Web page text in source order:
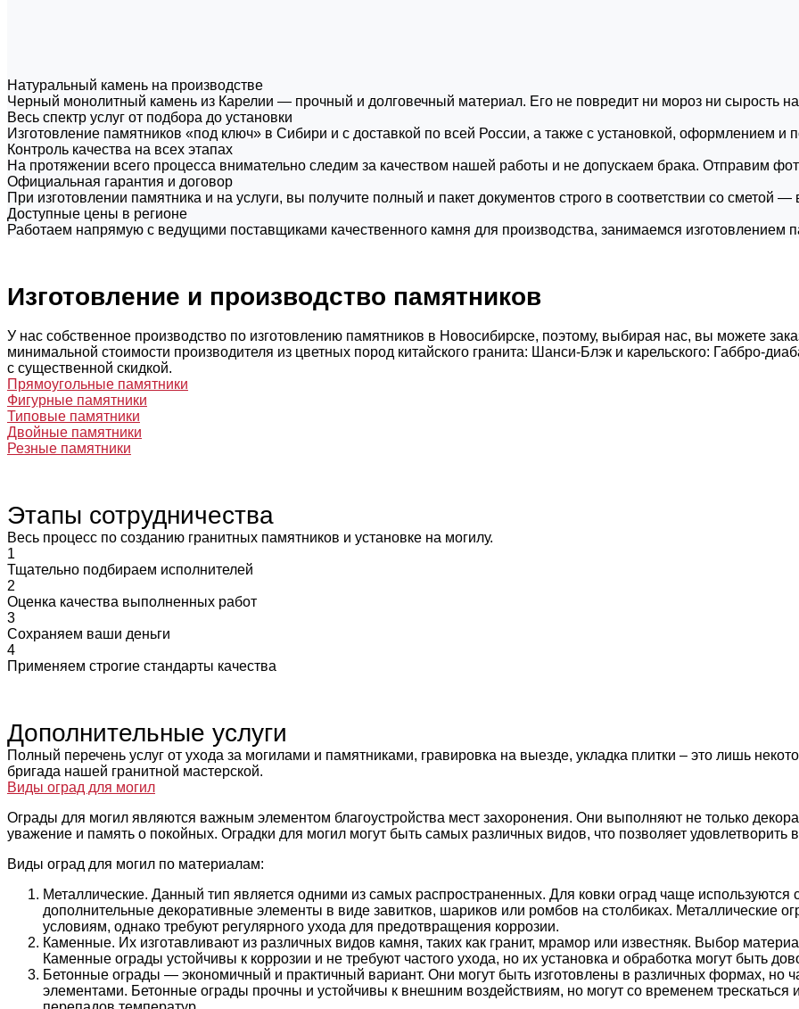
Натуральный камень на производстве
Черный монолитный камень из Карелии — прочный и долговечный материал. Его не повредит ни мороз ни сырость
Весь спектр услуг от подбора до установки
Изготовление памятников «под ключ» в Сибири и с доставкой по всей России, а также с установкой, оформлением и
Контроль качества на всех этапах
На протяжении всего процесса внимательно следим за качеством нашей работы и не допускаем брака. Отправим
Официальная гарантия и договор
При изготовлении памятника и на услуги, вы получите полный и пакет документов строго в соответствии со сметой
Доступные цены в регионе
Работаем напрямую с ведущими поставщиками качественного камня для производства, занимаемся изготовлением
Изготовление и производство памятников
У нас собственное производство по изготовлению памятников в Новосибирске, поэтому, выбирая нас, вы можете
минимальной стоимости производителя из цветных пород китайского гранита: Шанси-Блэк и карельского: Габбро-
с существенной скидкой.
Прямоугольные памятники
Фигурные памятники
Типовые памятники
Двойные памятники
Резные памятники
Этапы сотрудничества
Весь процесс по созданию гранитных памятников и установке на могилу.
1
Тщательно подбираем исполнителей
2
Оценка качества выполненных работ
3
Сохраняем ваши деньги
4
Применяем строгие стандарты качества
Дополнительные услуги
Полный перечень услуг от ухода за могилами и памятниками, гравировка на выезде, укладка плитки – это лишь
бригада нашей гранитной мастерской.
Виды оград для могил
Ограды для могил являются важным элементом благоустройства мест захоронения. Они выполняют не только
уважение и память о покойных. Оградки для могил могут быть самых различных видов, что позволяет
Виды оград для могил по материалам:
Металлические. Данный тип является одними из самых распространенных. Для ковки оград чаще используются
дополнительные декоративные элементы в виде завитков, шариков или ромбов на столбиках. Металлические
условиям, однако требуют регулярного ухода для предотвращения коррозии.
Каменные. Их изготавливают из различных видов камня, таких как гранит, мрамор или известняк. Выбор
Каменные ограды устойчивы к коррозии и не требуют частого ухода, но их установка и обработка могут быть
Бетонные ограды — экономичный и практичный вариант. Они могут быть изготовлены в различных формах,
элементами. Бетонные ограды прочны и устойчивы к внешним воздействиям, но могут со временем трескаться